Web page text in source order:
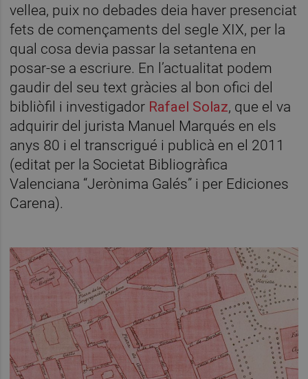
vellea, puix no debades deia haver presenciat
fets de començaments del segle XIX, per la
qual cosa devia passar la setantena en
posar-se a escriure. En l’actualitat podem
gaudir del seu text gràcies al bon ofici del
bibliòfil i investigador Rafael Solaz, que el va
adquirir del jurista Manuel Marqués en els
anys 80 i el transcrigué i publicà en el 2011
(editat per la Societat Bibliogràfica
Valenciana “Jerònima Galés” i per Ediciones
Carena).